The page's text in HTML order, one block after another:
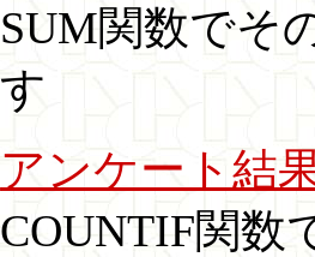
SUM関数でそ
す
アンケート結
COUNTIF関数